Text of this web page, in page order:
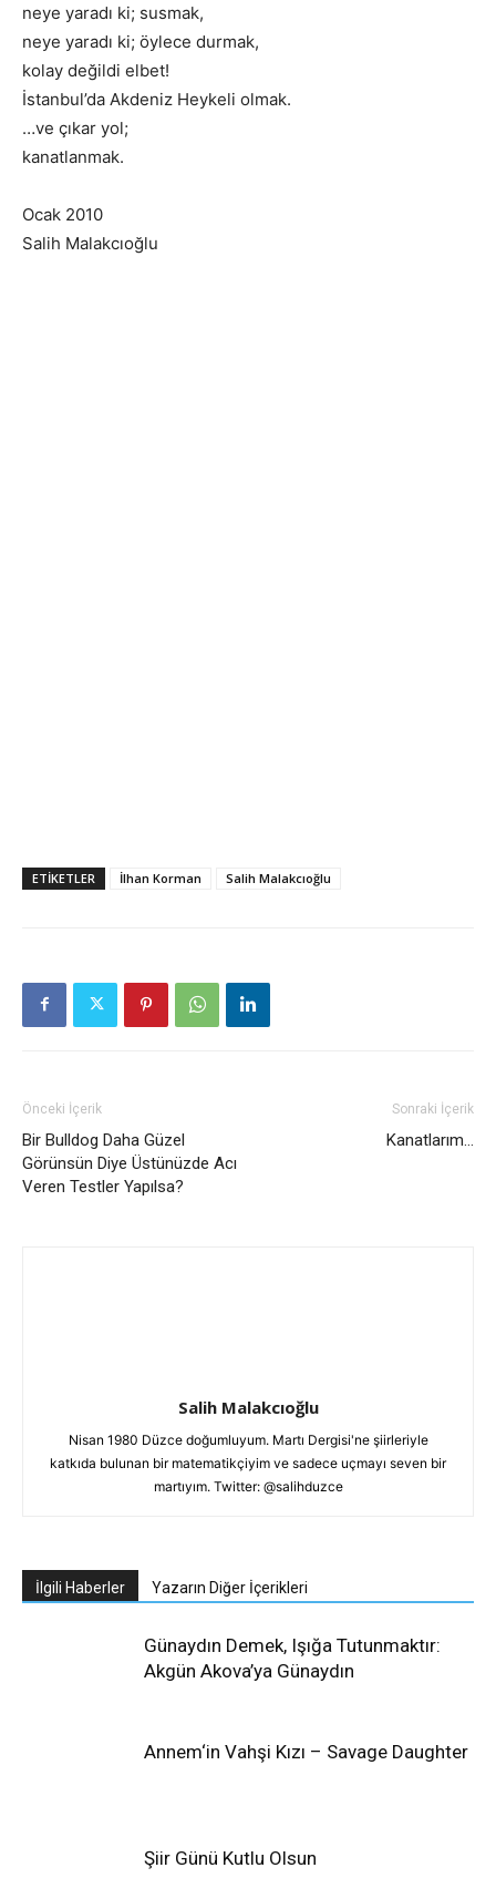
neye yaradı ki; susmak,
neye yaradı ki; öylece durmak,
kolay değildi elbet!
İstanbul’da Akdeniz Heykeli olmak.
…ve çıkar yol;
kanatlanmak.
Ocak 2010
Salih Malakcıoğlu
ETIKETLER İlhan Korman Salih Malakcıoğlu
Önceki İçerik
Bir Bulldog Daha Güzel
Görünsün Diye Üstünüzde Acı
Veren Testler Yapılsa?
Sonraki İçerik
Kanatlarım…
Salih Malakcıoğlu
Nisan 1980 Düzce doğumluyum. Martı Dergisi'ne şiirleriyle
katkıda bulunan bir matematikçiyim ve sadece uçmayı seven bir
martıyım. Twitter: @salihduzce
İlgili Haberler Yazarın Diğer İçerikleri
Günaydın Demek, Işığa Tutunmaktır:
Akgün Akova’ya Günaydın
Annem‘in Vahşi Kızı – Savage Daughter
Şiir Günü Kutlu Olsun